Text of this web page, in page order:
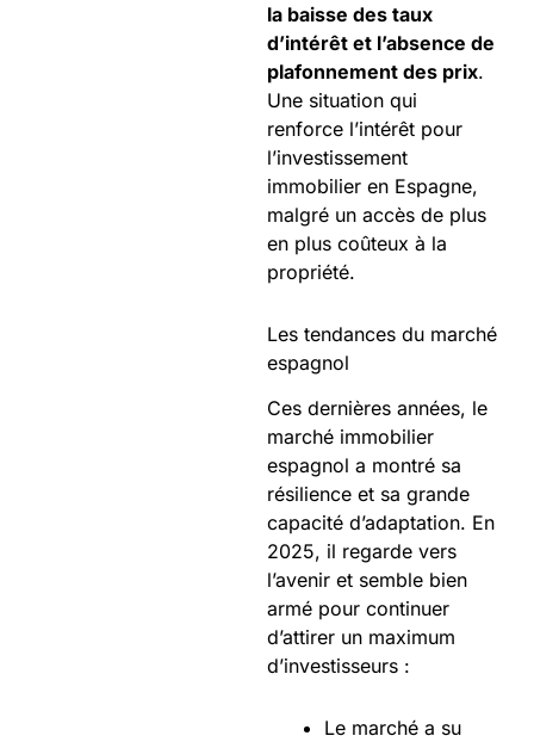
la baisse des taux
d’intérêt et l’absence de
plafonnement des prix.
Une situation qui
renforce l’intérêt pour
l’investissement
immobilier en Espagne,
malgré un accès de plus
en plus coûteux à la
propriété.
Les tendances du marché
espagnol
Ces dernières années, le
marché immobilier
espagnol a montré sa
résilience et sa grande
capacité d’adaptation. En
2025, il regarde vers
l’avenir et semble bien
armé pour continuer
d’attirer un maximum
d’investisseurs :
Le marché a su